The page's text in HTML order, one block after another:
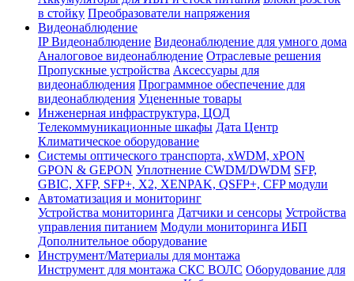
в стойку Преобразователи напряжения
Видеонаблюдение
IP Видеонаблюдение Видеонаблюдение для умного дома
Аналоговое видеонаблюдение Отраслевые решения
Пропускные устройства Аксессуары для
видеонаблюдения Программное обеспечение для
видеонаблюдения Уцененные товары
Инженерная инфраструктура, ЦОД
Телекоммуникационные шкафы Дата Центр
Климатичeское оборудование
Системы оптического транспорта, xWDM, xPON
GPON & GEPON Уплотнение CWDM/DWDM SFP,
GBIC, XFP, SFP+, X2, XENPAK, QSFP+, CFP модули
Автоматизация и мониторинг
Устройства мониторинга Датчики и сенсоры Устройства
управления питанием Модули мониторинга ИБП
Дополнительное оборудование
Инструмент/Материалы для монтажа
Инструмент для монтажа СКС ВОЛС Оборудование для